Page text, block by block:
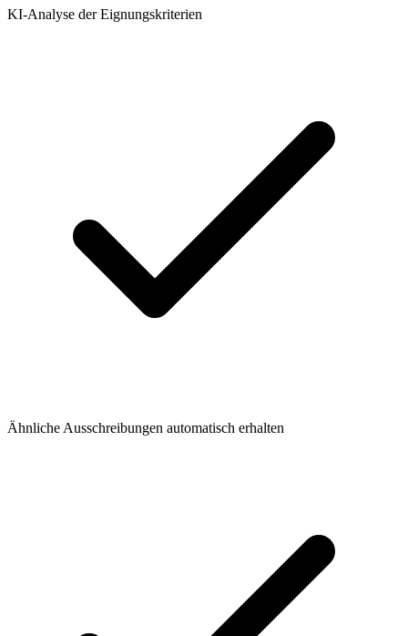
KI-Analyse der Eignungskriterien
Ähnliche Ausschreibungen automatisch erhalten